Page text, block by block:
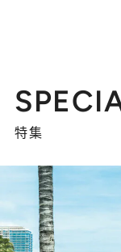
特集